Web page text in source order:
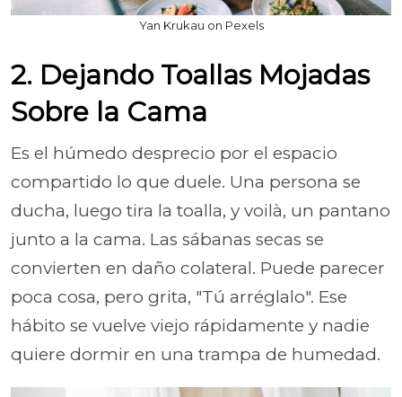
Yan Krukau on Pexels
2. Dejando Toallas Mojadas
Sobre la Cama
Es el húmedo desprecio por el espacio
compartido lo que duele. Una persona se
ducha, luego tira la toalla, y voilà, un pantano
junto a la cama. Las sábanas secas se
convierten en daño colateral. Puede parecer
poca cosa, pero grita, "Tú arréglalo". Ese
hábito se vuelve viejo rápidamente y nadie
quiere dormir en una trampa de humedad.